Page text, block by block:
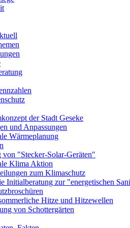
der Stadt Geseke
und Anpassungen
Wärmeplanung
von "Stecker-Solar-Geräten"
Klima Aktion
zum Klimaschutz
Initialberatung zur "energetischen
Hitze und Hitzewellen
von Schottergärten